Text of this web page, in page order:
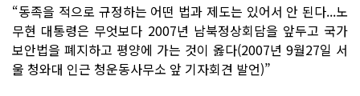
“동족을 적으로 규정하는 어떤 법과 제도는 있어서 안 된다...노
무현 대통령은 무엇보다 2007년 남북정상회담을 앞두고 국가
보안법을 폐지하고 평양에 가는 것이 옳다(2007년 9월27일 서
울 청와대 인근 청운동사무소 앞 기자회견 발언)”